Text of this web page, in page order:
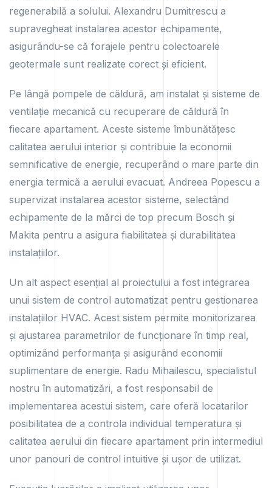
regenerabilă a solului. Alexandru Dumitrescu a
supravegheat instalarea acestor echipamente,
asigurându-se că forajele pentru colectoarele
geotermale sunt realizate corect și eficient.
Pe lângă pompele de căldură, am instalat și sisteme de
ventilație mecanică cu recuperare de căldură în
fiecare apartament. Aceste sisteme îmbunătățesc
calitatea aerului interior și contribuie la economii
semnificative de energie, recuperând o mare parte din
energia termică a aerului evacuat. Andreea Popescu a
supervizat instalarea acestor sisteme, selectând
echipamente de la mărci de top precum Bosch și
Makita pentru a asigura fiabilitatea și durabilitatea
instalațiilor.
Un alt aspect esențial al proiectului a fost integrarea
unui sistem de control automatizat pentru gestionarea
instalațiilor HVAC. Acest sistem permite monitorizarea
și ajustarea parametrilor de funcționare în timp real,
optimizând performanța și asigurând economii
suplimentare de energie. Radu Mihailescu, specialistul
nostru în automatizări, a fost responsabil de
implementarea acestui sistem, care oferă locatarilor
posibilitatea de a controla individual temperatura și
calitatea aerului din fiecare apartament prin intermediul
unor panouri de control intuitive și ușor de utilizat.